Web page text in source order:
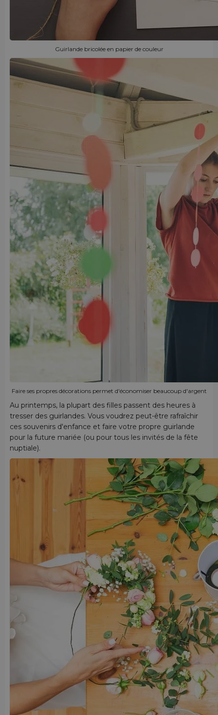
Guirlande bricolée en papier de couleur
Faire ses propres décorations permet d'économiser beaucoup d'argent
Au printemps, la plupart des filles passent des heures à
tresser des guirlandes. Vous voudrez peut-être rafraîchir
ces souvenirs d'enfance et faire votre propre guirlande
pour la future mariée (ou pour tous les invités de la fête
nuptiale).